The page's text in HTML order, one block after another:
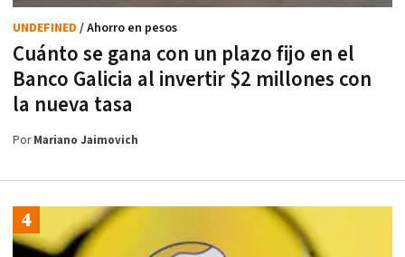
Cuánto se gana con un plazo fijo en el
Banco Galicia al invertir $2 millones con
la nueva tasa
UNDEFINED / Ahorro en pesos
PorMariano Jaimovich